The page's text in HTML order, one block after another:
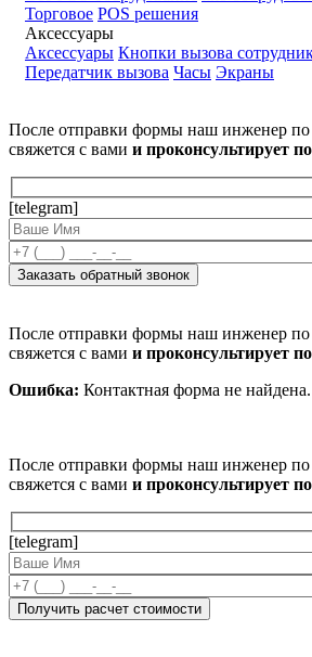
Торговое POS решения
Аксессуары
Аксессуары Кнопки вызова
Передатчик вызова Часы Экраны
После отправки формы наш инженер по
свяжется с вами и проконсультирует
[telegram]
После отправки формы наш инженер по
свяжется с вами и проконсультирует
Ошибка: Контактная форма не найдена.
После отправки формы наш инженер по
свяжется с вами и проконсультирует
[telegram]